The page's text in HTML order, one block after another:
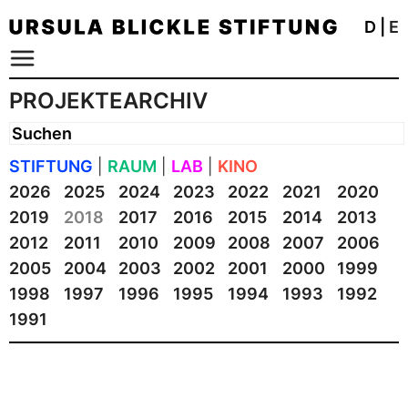
D E
PROJEKTEARCHIV
STIFTUNG RAUM LAB
KINO
2026
2025 2024 2023 2022 2021
2020
2019
2018 2017 2016 2015 2014
2013
2012
2011 2010 2009 2008 2007
2006
2005
2004 2003 2002 2001 2000
1999
1998
1997 1996 1995 1994 1993
1992
1991